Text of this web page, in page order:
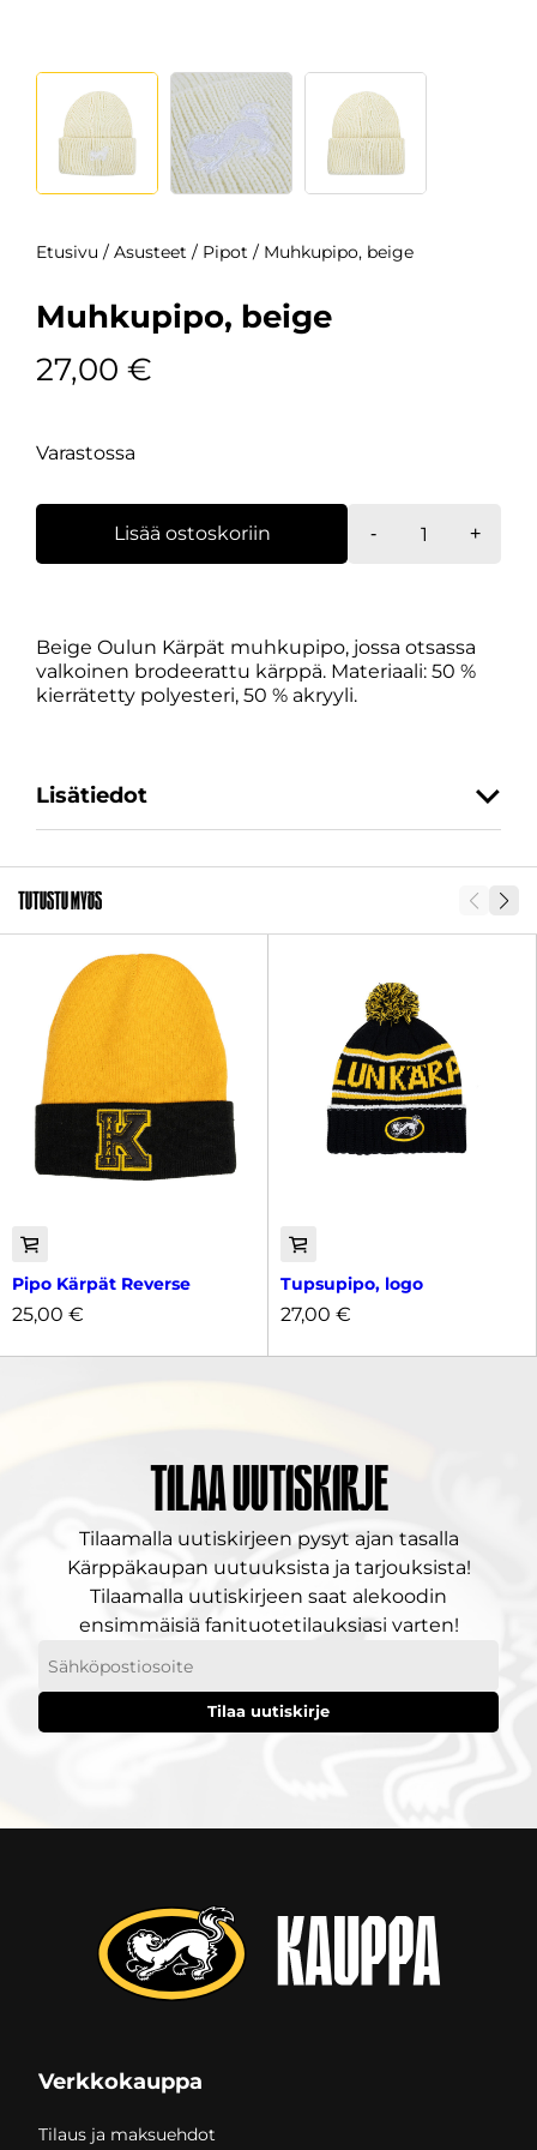
Etusivu / Asusteet / Pipot / Muhkupipo, beige
Muhkupipo, beige
27,00 €
Varastossa
-
Muhkupipo,
+
Lisää ostoskoriin
Beige Oulun Kärpät muhkupipo, jossa otsassa
valkoinen brodeerattu kärppä. Materiaali: 50 %
kierrätetty polyesteri, 50 % akryyli.
Lisätiedot
SKU 28407-1
Tutustu myös
Pipo Kärpät Reverse
25,00 €
Tupsupipo, logo
27,00 €
Tilaa uutiskirje
Tilaamalla uutiskirjeen pysyt ajan tasalla
Kärppäkaupan uutuuksista ja tarjouksista!
Tilaamalla uutiskirjeen saat alekoodin
ensimmäisiä fanituotetilauksiasi varten!
Verkkokauppa
Tilaus ja maksuehdot